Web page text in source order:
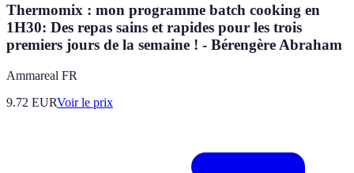
Thermomix : mon programme batch cooking en
1H30: Des repas sains et rapides pour les trois
premiers jours de la semaine ! - Bérengère Abraham
Ammareal FR
9.72 EURVoir le prix